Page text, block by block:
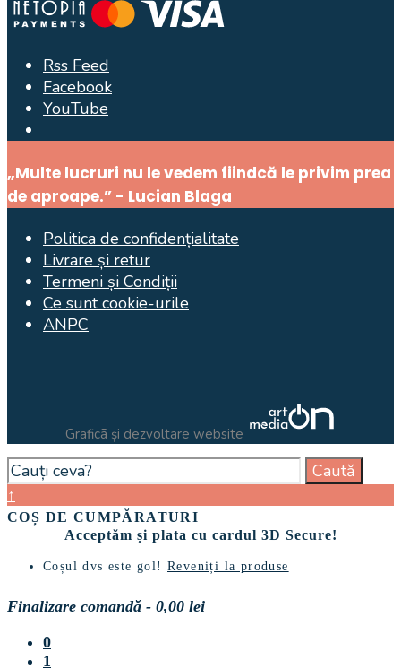
Rss Feed
Facebook
YouTube
Window
„Multe lucruri nu le vedem fiindcă le privim prea
de aproape.” - Lucian Blaga
Politica de confidențialitate
Livrare și retur
Termeni și Condiții
Ce sunt cookie-urile
ANPC
Graficã și dezvoltare website
Search
for:
Caută
Close
Search
Window
↑
COȘ DE CUMPĂRATURI
Acceptăm și plata cu cardul 3D Secure!
Coșul dvs este gol!Reveniți la produse
Finalizare comandă - 0,00 lei
0
1